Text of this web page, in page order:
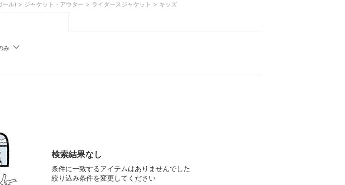
ール) ジャケット・アウター ライダースジャケット キッズ
み
検索結果なし
条件に一致するアイテムはありませんでした
絞り込み条件を変更してください